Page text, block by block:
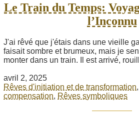
Le Train du Temps:
l’Inconnu
J'ai rêvé que j'étais dans une vieille
faisait sombre et brumeux, mais je
monter dans un train. Il est arrivé,
avril 2, 2025
Rêves d'initiation et de transformation,
compensation, Rêves symboliques